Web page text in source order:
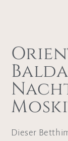
Dieser